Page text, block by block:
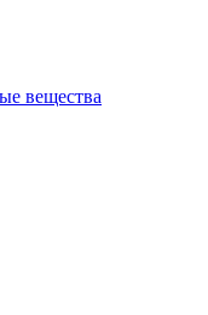
вещества